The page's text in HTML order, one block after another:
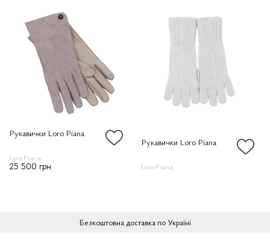
Рукавички Loro Piana
Loro Piana
25 500 грн
Рукавички Loro Piana
Loro Piana
Безкоштовна доставка по Україні